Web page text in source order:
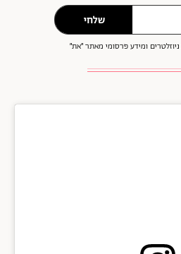
שלחי
ומידע פרסומי מאתר ״את״